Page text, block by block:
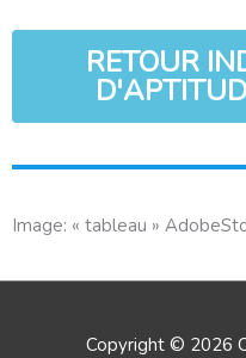
RETOUR
Image: « tableau »
Copyright © 2026